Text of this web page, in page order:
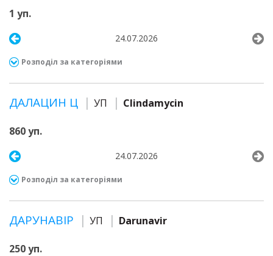
1 уп.
24.07.2026
Розподіл за категоріями
ДАЛАЦИН Ц УП Clindamycin
860 уп.
24.07.2026
Розподіл за категоріями
ДАРУНАВІР УП Darunavir
250 уп.